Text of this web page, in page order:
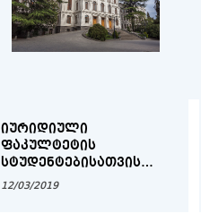
ᲘᲣᲠᲘᲓᲘᲣᲚᲘ
ᲤᲐᲙᲣᲚᲢᲔᲢᲘᲡ
ᲡᲢᲣᲓᲔᲜᲢᲔᲑᲘᲡᲐᲗᲕᲘᲡ
2018-2019 ᲡᲐᲡᲬᲐᲕᲚᲝ
12/03/2019